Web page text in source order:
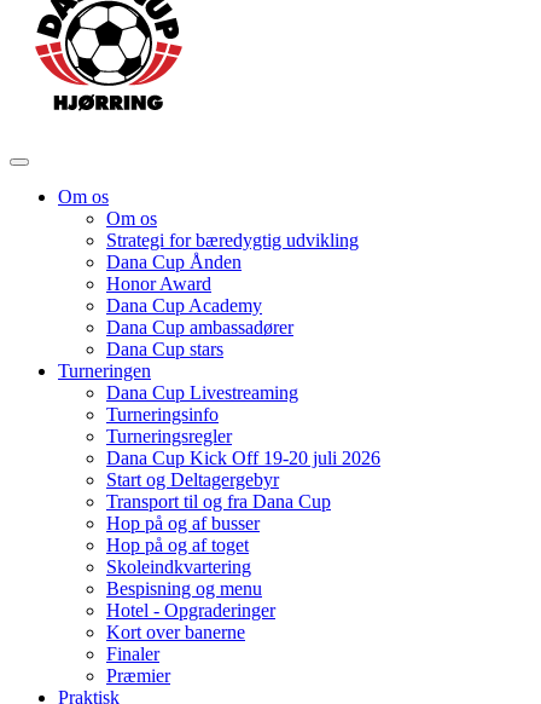
Om os
Om os
Strategi for bæredygtig udvikling
Dana Cup Ånden
Honor Award
Dana Cup Academy
Dana Cup ambassadører
Dana Cup stars
Turneringen
Dana Cup Livestreaming
Turneringsinfo
Turneringsregler
Dana Cup Kick Off 19-20 juli 2026
Start og Deltagergebyr
Transport til og fra Dana Cup
Hop på og af busser
Hop på og af toget
Skoleindkvartering
Bespisning og menu
Hotel - Opgraderinger
Kort over banerne
Finaler
Præmier
Praktisk